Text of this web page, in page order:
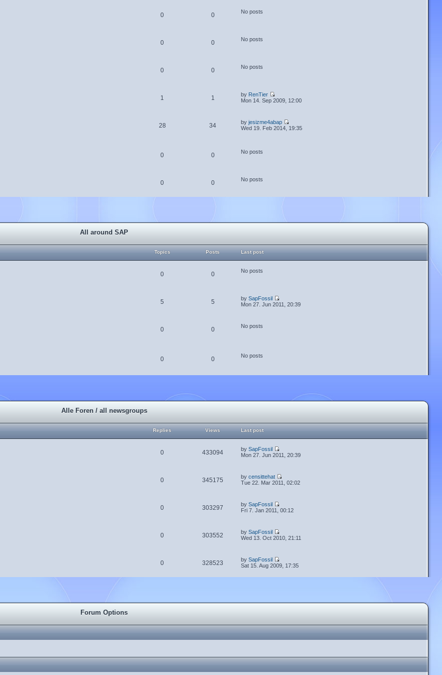
0 0 No posts
0 0 No posts
0 0 No posts
1 1 by RenTier
Mon 14. Sep 2009, 12:00
28 34 byjesizme4abap
Wed 19. Feb 2014, 19:35
0 0 No posts
0 0 No posts
All around SAP
Topics Posts Last post
0 0 No posts
5 5 bySapFossil
Mon 27. Jun 2011, 20:39
0 0 No posts
0 0 No posts
Alle Foren / all newsgroups
Replies Views Last post
0 433094 bySapFossil
Mon 27. Jun 2011, 20:39
0 345175 bycensittehat
Tue 22. Mar 2011, 02:02
0 303297 bySapFossil
Fri 7. Jan 2011, 00:12
0 303552 bySapFossil
Wed 13. Oct 2010, 21:11
0 328523 bySapFossil
Sat 15. Aug 2009, 17:35
Forum Options